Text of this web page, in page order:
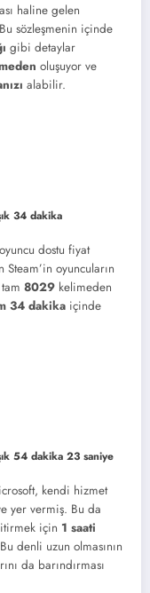
haline gelen
sözleşmenin içinde
gibi detaylar
oluşuyor ve
alabilir.
34 dakika
dostu fiyat
oyuncuların
8029 kelimeden
34 dakika içinde
54 dakika 23 saniye
kendi hizmet
yer vermiş. Bu da
için 1 saati
denli uzun olmasının
da barındırması